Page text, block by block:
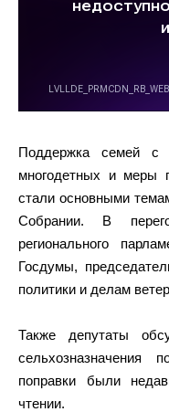
Поддержка семей с
многодетных и меры
стали основными
Собрании. В
регионального
Госдумы,
политики и делам
Также депутаты
поправки были
чтении.